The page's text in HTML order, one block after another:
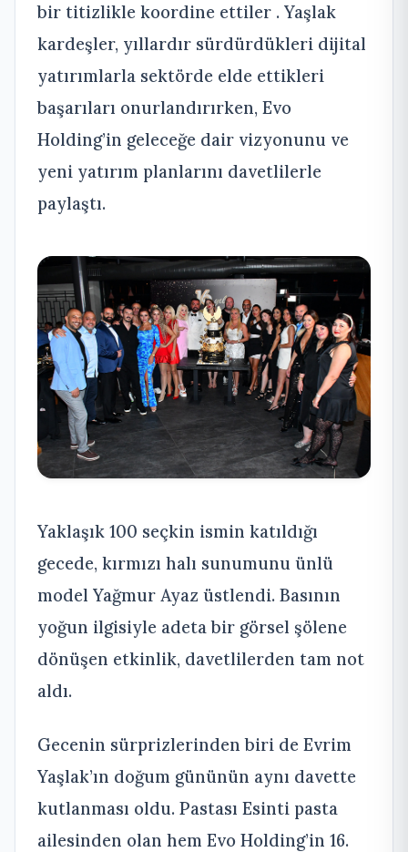
bir titizlikle koordine ettiler . Yaşlak
kardeşler, yıllardır sürdürdükleri dijital
yatırımlarla sektörde elde ettikleri
başarıları onurlandırırken, Evo
Holding’in geleceğe dair vizyonunu ve
yeni yatırım planlarını davetlilerle
paylaştı.
Yaklaşık 100 seçkin ismin katıldığı
gecede, kırmızı halı sunumunu ünlü
model Yağmur Ayaz üstlendi. Basının
yoğun ilgisiyle adeta bir görsel şölene
dönüşen etkinlik, davetlilerden tam not
aldı.
Gecenin sürprizlerinden biri de Evrim
Yaşlak’ın doğum gününün aynı davette
kutlanması oldu. Pastası Esinti pasta
ailesinden olan hem Evo Holding’in 16.